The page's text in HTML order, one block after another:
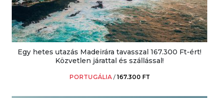
Egy hetes utazás Madeirára tavasszal 167.300 Ft-ért!
Közvetlen járattal és szállással!
PORTUGÁLIA /167.300 FT